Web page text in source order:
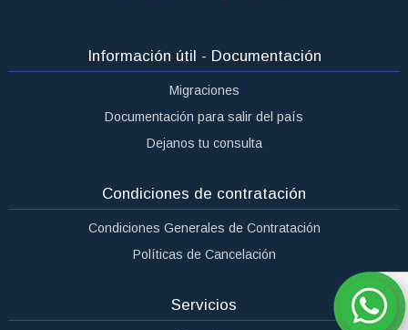
Información útil - Documentación
Migraciones
Documentación para salir del país
Dejanos tu consulta
Condiciones de contratación
Condiciones Generales de Contratación
Políticas de Cancelación
Servicios